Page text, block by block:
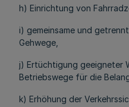
h) Einrichtung von
i) gemeinsame und
Gehwege,
j) Ertüchtigung geeigneter
Betriebswege für die
k) Erhöhung der